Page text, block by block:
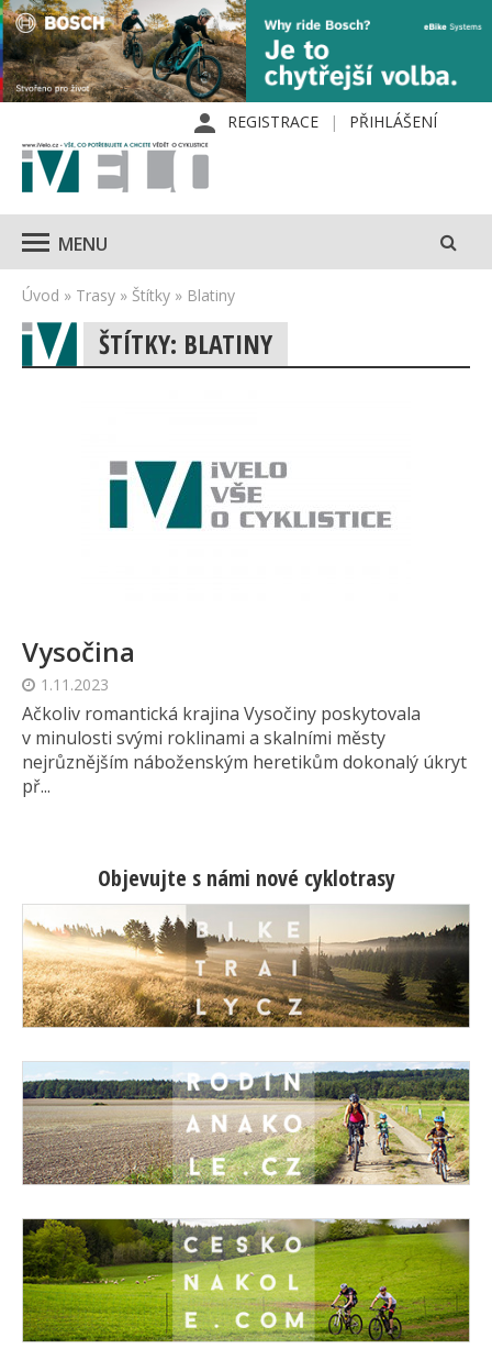
REGISTRACE PŘIHLÁŠENÍ
MENU
Úvod » Trasy » Štítky » Blatiny
ŠTÍTKY: BLATINY
Vysočina
1.11.2023
Ačkoliv romantická krajina Vysočiny poskytovala
v minulosti svými roklinami a skalními městy
nejrůznějším náboženským heretikům dokonalý úkryt
př...
Objevujte s námi nové cyklotrasy